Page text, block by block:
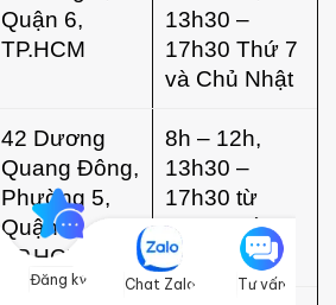
Đăng ký Chat Zalo Tư vấn
Quận 6,
TP.HCM
13h30 –
17h30 Thứ 7
và Chủ Nhật
42 Dương
Quang Đông,
Phường 5,
Quận 8,
TP.HCM
8h – 12h,
13h30 –
17h30 từ
Thứ 2 đến
Thứ 7